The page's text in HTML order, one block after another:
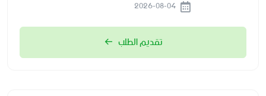
تقديم الطلب